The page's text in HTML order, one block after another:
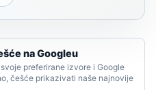
na Googleu
preferirane izvore i Google
češće prikazivati naše najnovije